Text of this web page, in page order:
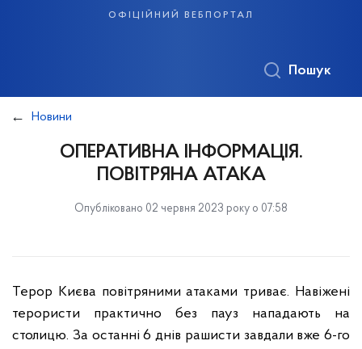
офіційний вебпортал
Пошук
Новини
ОПЕРАТИВНА ІНФОРМАЦІЯ.
ПОВІТРЯНА АТАКА
Опубліковано 02 червня 2023 року о 07:58
Терор Києва повітряними атаками триває. Навіжені
терористи практично без пауз нападають на
столицю. За останні 6 днів рашисти завдали вже 6-го